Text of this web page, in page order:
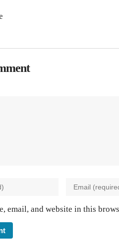
email, and website in this